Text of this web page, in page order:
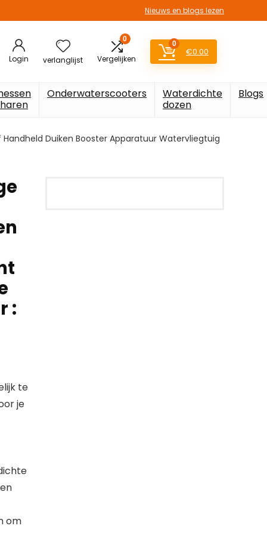
Nieuws en blogs lezen
Login verlanglijst
0
Vergelijken
0
€0.00
Onderwaterscooters
Waterdichte
dozen
Blogs
Duiken Booster Apparatuur Watervliegtuig
:
te
je
om